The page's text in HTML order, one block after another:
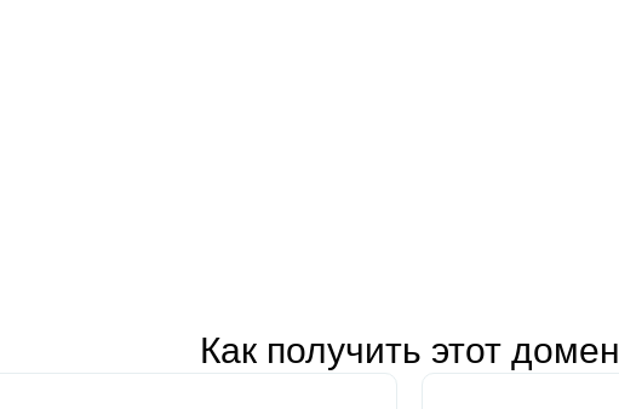
Как получить этот домен